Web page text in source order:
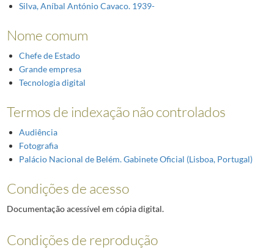
Silva, Aníbal António Cavaco. 1939-
Nome comum
Chefe de Estado
Grande empresa
Tecnologia digital
Termos de indexação não controlados
Audiência
Fotografia
Palácio Nacional de Belém. Gabinete Oficial (Lisboa, Portugal)
Condições de acesso
Documentação acessível em cópia digital.
Condições de reprodução